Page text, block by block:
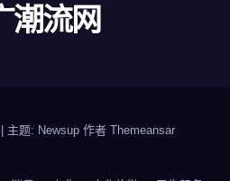
潮流网
主题: Newsup 作者 Themeansar